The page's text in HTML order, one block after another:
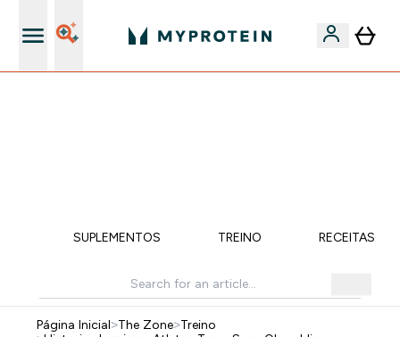
SUPLEMENTOS TREINO RECEITAS
Página Inicial>The Zone>Treino